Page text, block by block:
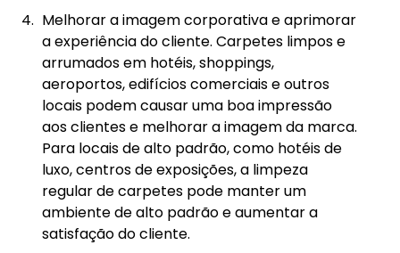
Melhorar a imagem corporativa e aprimorar
a experiência do cliente. Carpetes limpos e
arrumados em hotéis, shoppings,
aeroportos, edifícios comerciais e outros
locais podem causar uma boa impressão
aos clientes e melhorar a imagem da marca.
Para locais de alto padrão, como hotéis de
luxo, centros de exposições, a limpeza
regular de carpetes pode manter um
ambiente de alto padrão e aumentar a
satisfação do cliente.